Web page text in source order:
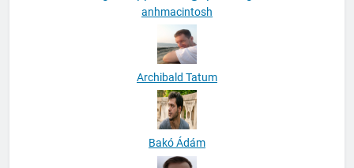
anhmacintosh
Archibald Tatum
Bakó Ádám